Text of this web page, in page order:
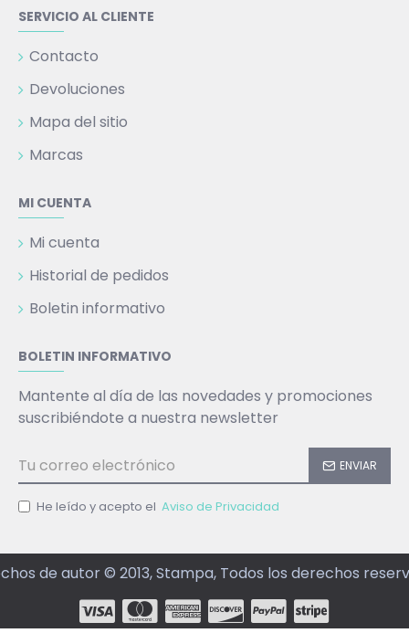
SERVICIO AL CLIENTE
Contacto
Devoluciones
Mapa del sitio
Marcas
MI CUENTA
Mi cuenta
Historial de pedidos
Boletin informativo
BOLETIN INFORMATIVO
Mantente al día de las novedades y promociones
suscribiéndote a nuestra newsletter
ENVIAR
He leído y acepto el Aviso de Privacidad
de autor © 2013, Stampa, Todos los derechos